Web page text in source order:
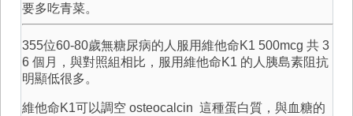
要多吃青菜。
355位60-80歲無糖尿病的人服用維他命K1 500mcg 共 3
6 個月，與對照組相比，服用維他命K1 的人胰島素阻抗
明顯低很多。
維他命K1可以調空 osteocalcin 這種蛋白質，與血糖的